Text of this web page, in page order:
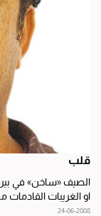
قلب
الصيف «ساخن» في
او الغريبات القادمات
24-06-2008